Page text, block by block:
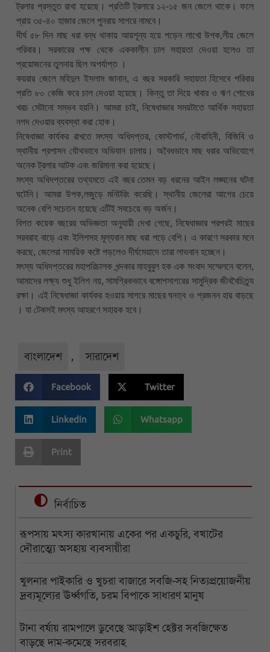
ট্রলার প্রস্তুত রাখা হয়েছে। প্রতিটি ট্রলারে ১২-১৫ জন জেলে থাকে। ফলে
প্রায় ৩৫-৪০ হাজার জেলে পুনরায় সাগরে নামবে।
দীর্ঘ ৫৮ দিন মাছ ধরা বন্ধ থাকায় আয়শূন্য হয়ে পড়েন লাখো উপক‚লীয় জেলে
পরিবার। সরকারের পক্ষ থেকে এককালীন চাল সহায়তা দেওয়া হলেও তা
প্রয়োজনের তুলনায় ছিল অপর্যাপ্ত ।
কয়রার জেলে মহিদুল ইসলাম জানান, এ বছর সরকারি সহায়তা হিসেবে পরিবার
প্রতি ৮০ কেজি করে চাল দেওয়া হয়েছে। কিন্তু তা দিয়ে খাবার ও ঋণ শোধের
খরচ মেটানো সম্ভব হয়নি। আমরা চাই, নিষেধাজ্ঞার সময়টাতে আর্থিক সহায়তা
নগদ দেওয়ার ব্যবস্থা করা হোক।
নিষেধাজ্ঞা কার্যকর রাখতে মৎস্য অধিদপ্তর, কোস্টগার্ড, নৌবাহিনী, বিজিবি ও
স্থানীয় প্রশাসন যৌথভাবে অভিযান চালায়। অবৈধভাবে মাছ ধরার অভিযোগে
অনেক ট্রলার আটক এবং জরিমানা করা হয়েছে।
মৎস্য অধিদপ্তরের তথ্যমতে এই বছর তেমন বড় ধরনের আইন লঙ্ঘনের ঘটনা
ঘটেনি। আমরা উপক‚লজুড়ে মনিটরিং করেছি। স্থানীয় জেলেরা আগের চেয়ে
অনেক বেশি সচেতন হয়েছে এটিই সবচেয়ে বড় অর্জন।
বিগত কয়েক বছরের অভিজ্ঞতা অনুযায়ী দেখা গেছে, নিষেধাজ্ঞার পরপরই মাছের
সরবরাহ বাড়ে এবং ইলিশসহ মূল্যবান মাছ ধরা পড়ে বেশি। এ কারণে সরকার মনে
করছে, জেলেরা সাময়িক কষ্টে পড়লেও দীর্ঘমেয়াদে তারা লাভবান হচ্ছেন।
মৎস্য অধিদপ্তরের মহাপরিচালক খন্দকার মাহবুবুল হক এক সংবাদ সম্মেলনে বলেন,
আমাদের লক্ষ্য শুধু ইলিশ নয়, সামগ্রিকভাবে বঙ্গোপসাগরের সামুদ্রিক জীববৈচিত্র্য
রক্ষা। এই নিষেধাজ্ঞা কার্যকর হওয়ায় সাগরে মাছের ঘনত্ব ও প্রজনন হার বাড়ছে
। যা টেকসই মৎস্য আহরণে সহায়ক হবে।
বাংলাদেশ , সারাদেশ
Facebook Twitter
Linkedin Whatsapp
Print
নির্বাচিত
রূপসায় মৎস্য কারখানায় একের পর একচুরি, বখাটের
দৌরাত্ম্যে অসহায় ব্যবসায়ীরা
খুলনার পাইকারি ও খুচরা বাজারে সবজি-সহ নিত্যপ্রয়োজনীয়
দ্রব্যমূল্যের ঊর্ধ্বগতি, চরম বিপাকে সাধারণ মানুষ
টানা বর্ষায় রামপালে ডুবেছে আড়াইশ হেক্টর সবজিক্ষেত
বাড়ছে দাম-কমেছে সরবরাহ